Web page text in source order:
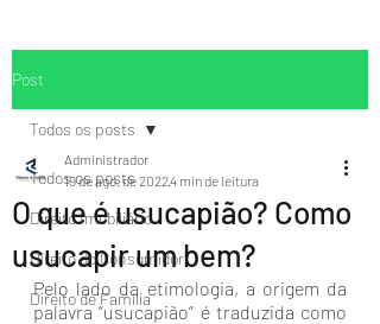
Post
Todos os posts
Direito Imobiliário
Direito do Consumidor
Direito de Família
Todos os posts
O que é usucapião? Como
usucapir um bem?
Administrador
19 de ago. de 20224 min de leitura
Pelo lado da etimologia, a origem da
palavra “usucapião” é traduzida como